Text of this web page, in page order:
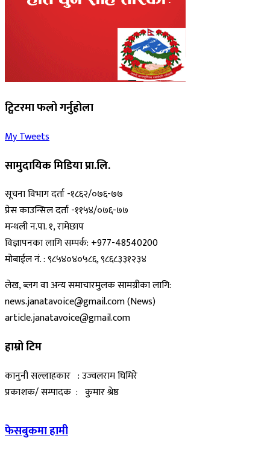
ट्विटरमा फलो गर्नुहोला
My Tweets
सामुदायिक मिडिया प्रा.लि.
सूचना विभाग दर्ता -१८६२/०७६-७७
प्रेस काउन्सिल दर्ता -११५४/०७६-७७
मन्थली न.पा. १, रामेछाप
विज्ञापनका लागि सम्पर्क: +977-48540200
मोबाईल नं. : ९८५४०४०५८६, ९८६८३३१२३४
लेख, ब्लग वा अन्य समाचारमुलक सामग्रीका लागि:
news.janatavoice@gmail.com (News)
article.janatavoice@gmail.com
हाम्रो टिम
कानुनी सल्लाहकार : उज्वलराम घिमिरे
प्रकाशक/ सम्पादक : कुमार श्रेष्ठ
फेसबुकमा हामी